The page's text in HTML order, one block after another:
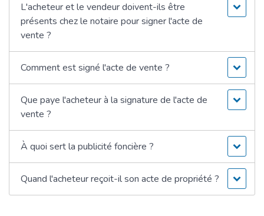
L'acheteur et le vendeur doivent-ils être
présents chez le notaire pour signer l'acte de
vente ?
Comment est signé l'acte de vente ?
Que paye l'acheteur à la signature de l'acte de
vente ?
À quoi sert la publicité foncière ?
Quand l'acheteur reçoit-il son acte de propriété ?